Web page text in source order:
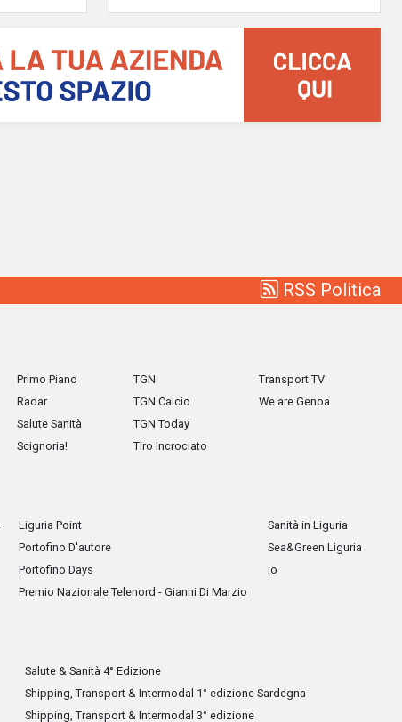
RSS Politica
Primo Piano
Radar
Salute Sanità
Scignoria!
TGN
TGN Calcio
TGN Today
Tiro Incrociato
Transport TV
We are Genoa
Liguria Point
Portofino D'autore
Portofino Days
Premio Nazionale Telenord - Gianni Di Marzio
Sanità in Liguria
Sea&Green Liguria
io
Salute & Sanità 4° Edizione
Shipping, Transport & Intermodal 1° edizione Sardegna
Shipping, Transport & Intermodal 3° edizione